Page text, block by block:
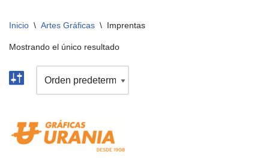
Inicio \ Artes Gráficas \ Imprentas
Mostrando el único resultado